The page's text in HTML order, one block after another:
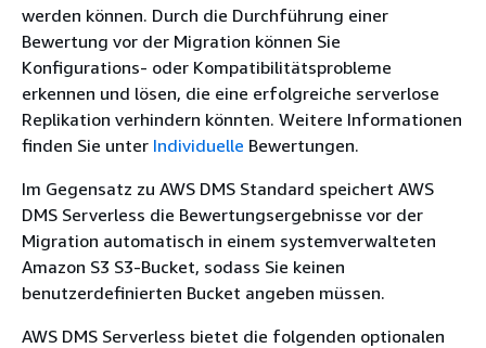
werden können. Durch die Durchführung einer
Bewertung vor der Migration können Sie
Konfigurations- oder Kompatibilitätsprobleme
erkennen und lösen, die eine erfolgreiche serverlose
Replikation verhindern könnten. Weitere Informationen
finden Sie unter Individuelle Bewertungen.
Im Gegensatz zu AWS DMS Standard speichert AWS
DMS Serverless die Bewertungsergebnisse vor der
Migration automatisch in einem systemverwalteten
Amazon S3 S3-Bucket, sodass Sie keinen
benutzerdefinierten Bucket angeben müssen.
AWS DMS Serverless bietet die folgenden optionalen